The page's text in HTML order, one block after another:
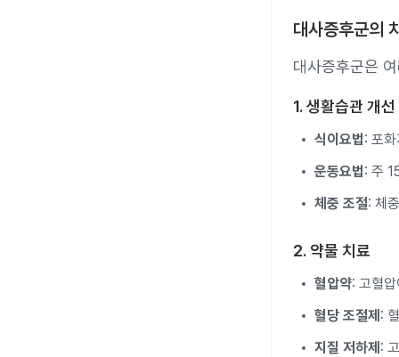
대사증후군의
대사증후군은
1. 생활습관 개선
식이요법: 포
운동요법: 주
체중 조절: 체
2. 약물 치료
혈압약: 고혈
혈당 조절제 :
지질 저하제 :